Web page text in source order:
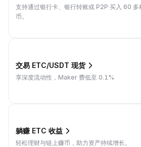
支持通过银行卡、银行转账或 P2P 买入 60 多
币。
交易 ETC/USDT 现货
享深度流动性，Maker 费低至 0.1%
躺赚 ETC 收益
轻松理财与链上赚币，助力资产持续增长。